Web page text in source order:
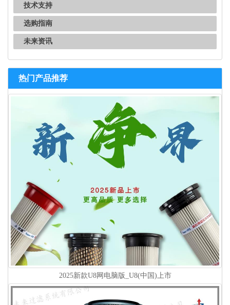
技术支持
选购指南
未来资讯
热门产品推荐
2025新款U8网电脑版_U8(中国)上市